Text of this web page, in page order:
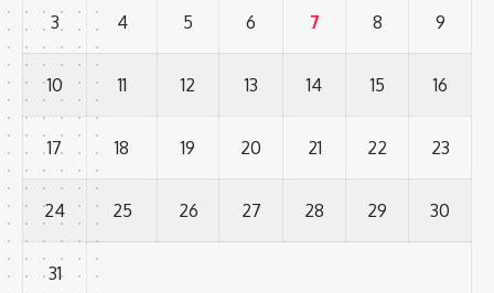
3 4 5 6 7 8 9
10 11 12 13 14 15 16
17 18 19 20 21 22 23
24 25 26 27 28 29 30
31